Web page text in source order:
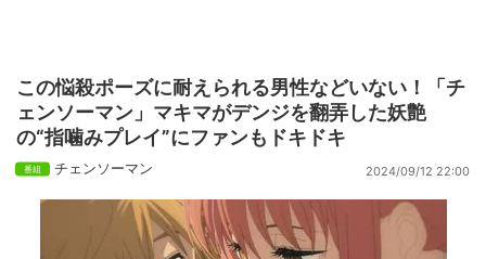
この悩殺ポーズに耐えられる男性などいない！「チ
ェンソーマン」マキマがデンジを翻弄した妖艶
の“指噛みプレイ”にファンもドキドキ
チェンソーマン 2024/09/12 22:00